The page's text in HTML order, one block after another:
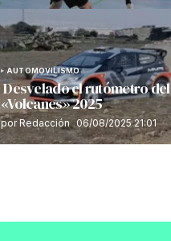
AUTOMOVILISMO
Desvelado el rutómetro del
«Volcanes» 2025
por Redacción 06/08/2025 21:01